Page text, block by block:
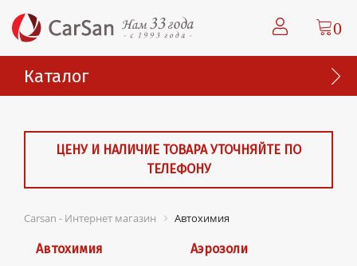
0
Каталог
ЦЕНУ И НАЛИЧИЕ ТОВАРА УТОЧНЯЙТЕ ПО
ТЕЛЕФОНУ
Carsan - Интернет магазин Автохимия
Автохимия
Аэрозоли